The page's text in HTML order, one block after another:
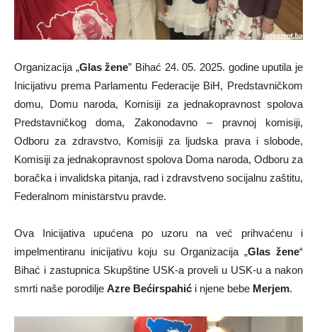
Organizacija „Glas žene” Bihać 24. 05. 2025. godine uputila je
Inicijativu prema Parlamentu Federacije BiH, Predstavničkom
domu, Domu naroda, Komisiji za jednakopravnost spolova
Predstavničkog doma, Zakonodavno – pravnoj komisiji,
Odboru za zdravstvo, Komisiji za ljudska prava i slobode,
Komisiji za jednakopravnost spolova Doma naroda, Odboru za
boračka i invalidska pitanja, rad i zdravstveno socijalnu zaštitu,
Federalnom ministarstvu pravde.
Ova Inicijativa upućena po uzoru na već prihvaćenu i
impelmentiranu inicijativu koju su Organizacija „Glas žene“
Bihać i zastupnica Skupštine USK-a proveli u USK-u a nakon
smrti naše porodilje Azre Bećirspahić i njene bebe Merjem.